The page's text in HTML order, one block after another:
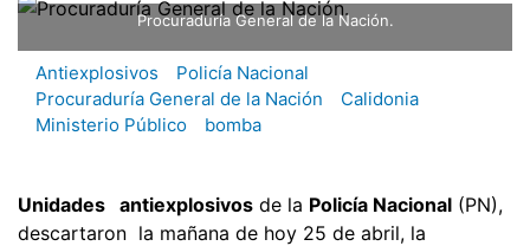
Procuraduría General de la Nación.
Antiexplosivos
Policía Nacional
Procuraduría General de la Nación
Calidonia
Ministerio Público
bomba
Unidades antiexplosivos de la Policía Nacional (PN),
descartaron la mañana de hoy 25 de abril, la